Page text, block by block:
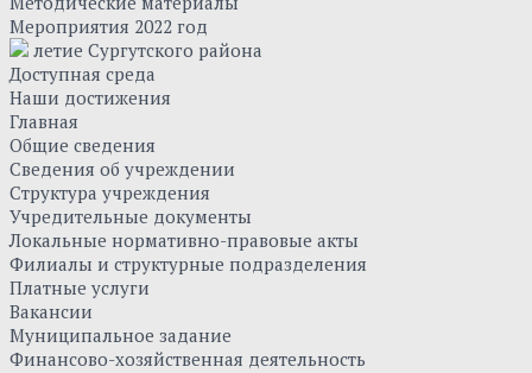
Мероприятия 2022 год
летие Сургутского района
Доступная среда
Наши достижения
Главная
Общие сведения
Сведения об учреждении
Структура учреждения
Учредительные документы
Локальные нормативно-правовые акты
Филиалы и структурные подразделения
Платные услуги
Вакансии
Муниципальное задание
Финансово-хозяйственная деятельность